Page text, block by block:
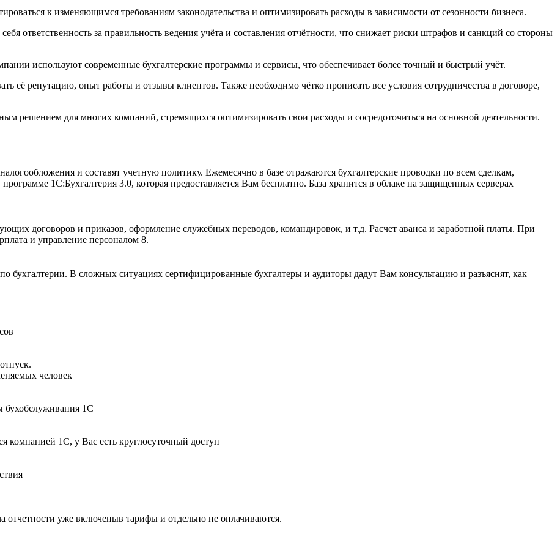
к изменяющимся требованиям законодательства и оптимизировать расходы в зависимости от сезонности бизнеса.
ответственность за правильность ведения учёта и составления отчётности, что снижает риски штрафов и санкций со стороны
используют современные бухгалтерские программы и сервисы, что обеспечивает более точный и быстрый учёт.
её репутацию, опыт работы и отзывы клиентов. Также необходимо чётко прописать все условия сотрудничества в договоре,
решением для многих компаний, стремящихся оптимизировать свои расходы и сосредоточиться на основной деятельности.
и составят учетную политику. Ежемесячно в базе отражаются бухгалтерские проводки по всем сделкам,
1С:Бухгалтерия 3.0, которая предоставляется Вам бесплатно. База хранится в облаке на защищенных серверах
договоров и приказов, оформление служебных переводов, командировок, и т.д. Расчет аванса и заработной платы. При
и управление персоналом 8.
В сложных ситуациях сертифицированные бухгалтеры и аудиторы дадут Вам консультацию и разъяснят, как
человек
бухобслуживания 1С
компанией 1С, у Вас есть круглосуточный доступ
отчетности уже включеныв тарифы и отдельно не оплачиваются.